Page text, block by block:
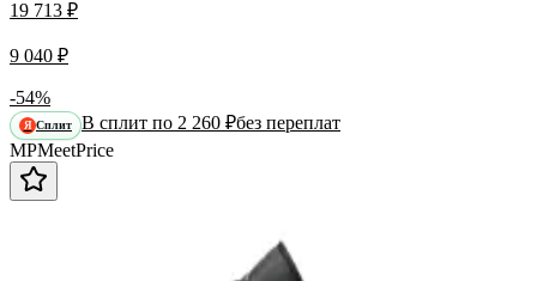
19 713 ₽
9 040 ₽
-54%
Я Сплит В сплит по 2 260 ₽без переплат
MPMeetPrice